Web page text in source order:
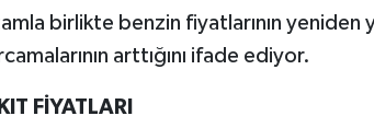
birlikte benzin fiyatlarının yeniden
arttığını ifade ediyor.
FİYATLARI